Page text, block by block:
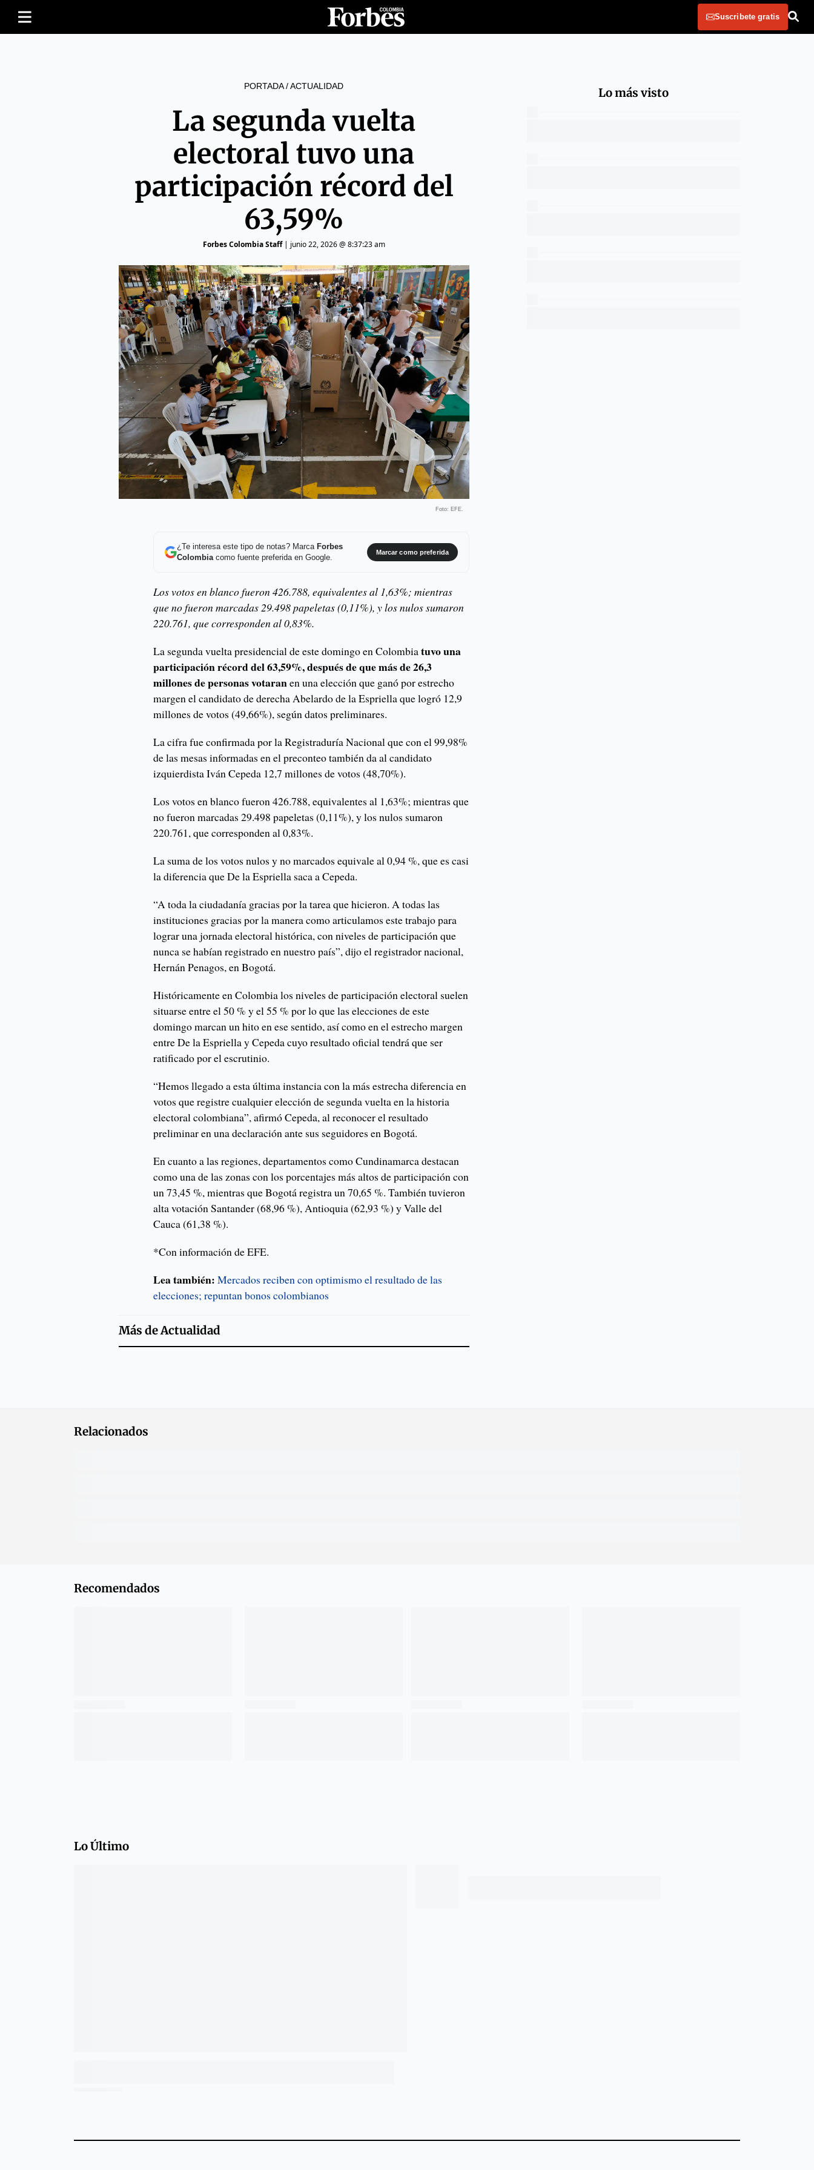
Suscribete gratis
PORTADA/ACTUALIDAD
La segunda vuelta
electoral tuvo una
participación récord del
63,59%
Forbes Colombia Staff| junio 22, 2026 @ 8:37:23 am
Foto: EFE.
¿Te interesa este tipo de notas? Marca Forbes
Colombiacomo fuente preferida en Google.
Marcar como preferida
Los votos en blanco fueron 426.788, equivalentes al 1,63%; mientras
que no fueron marcadas 29.498 papeletas (0,11%), y los nulos sumaron
220.761, que corresponden al 0,83%.
La segunda vuelta presidencial de este domingo en Colombiatuvo una
participación récord del 63,59%, después de que más de 26,3
millones de personas votaranen una elección que ganó por estrecho
margen el candidato de derecha Abelardo de la Espriella que logró 12,9
millones de votos (49,66%), según datos preliminares.
La cifra fue confirmada por la Registraduría Nacional que con el 99,98%
de las mesas informadas en el preconteo también da al candidato
izquierdista Iván Cepeda 12,7 millones de votos (48,70%).
Los votos en blanco fueron 426.788, equivalentes al 1,63%; mientras que
no fueron marcadas 29.498 papeletas (0,11%), y los nulos sumaron
220.761, que corresponden al 0,83%.
La suma de los votos nulos y no marcados equivale al 0,94 %, que es casi
la diferencia que De la Espriella saca a Cepeda.
“A toda la ciudadanía gracias por la tarea que hicieron. A todas las
instituciones gracias por la manera como articulamos este trabajo para
lograr una jornada electoral histórica, con niveles de participación que
nunca se habían registrado en nuestro país”, dijo el registrador nacional,
Hernán Penagos, en Bogotá.
Históricamente en Colombia los niveles de participación electoral suelen
situarse entre el 50 % y el 55 % por lo que las elecciones de este
domingo marcan un hito en ese sentido, así como en el estrecho margen
entre De la Espriella y Cepeda cuyo resultado oficial tendrá que ser
ratificado por el escrutinio.
“Hemos llegado a esta última instancia con la más estrecha diferencia en
votos que registre cualquier elección de segunda vuelta en la historia
electoral colombiana”, afirmó Cepeda, al reconocer el resultado
preliminar en una declaración ante sus seguidores en Bogotá.
En cuanto a las regiones, departamentos como Cundinamarca destacan
como una de las zonas con los porcentajes más altos de participación con
un 73,45 %, mientras que Bogotá registra un 70,65 %. También tuvieron
alta votación Santander (68,96 %), Antioquia (62,93 %) y Valle del
Cauca (61,38 %).
*Con información de EFE.
Lea también: Mercados reciben con optimismo el resultado de las
elecciones; repuntan bonos colombianos
Más deActualidad
Lo más visto
Relacionados
Recomendados
Lo Último